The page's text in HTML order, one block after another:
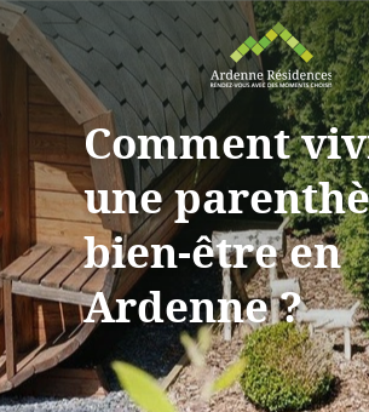
Comment
une
bien-être en
Ardenne ?